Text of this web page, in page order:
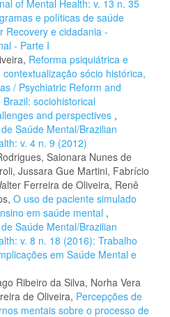
of Mental Health: v. 13 n. 35
e políticas de saúde
Recovery e cidadania -
- Parte I
Reforma psiquiátrica e
sócio histórica,
/ Psychiatric Reform and
sociohistorical
and perspectives ,
Saúde Mental/Brazilian
v. 4 n. 9 (2012)
Saionara Nunes de
Jussara Gue Martini, Fabrício
Ferreira de Oliveira, Renê
O uso de paciente simulado
em saúde mental ,
Saúde Mental/Brazilian
v. 8 n. 18 (2016): Trabalho
em Saúde Mental e
Ribeiro da Silva, Norha Vera
de Oliveira, Percepções de
mentais sobre o processo de